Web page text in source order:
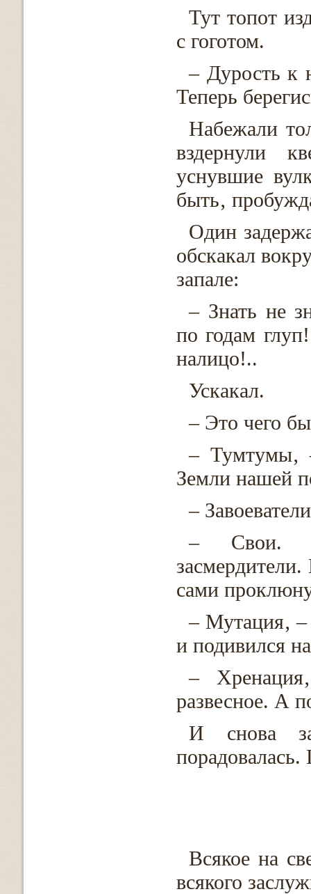
Тут топот
с гоготом.
– Дурость к
Теперь
Набежали
вздернули
уснувшие
быть‚
Один
обскакал
запале:
– Знать не
по годам
налицо!..
Ускакал.
– Это чего
– Тумтумы‚
Земли нашей
–
– Свои.
сами
– Мутация‚
и подивился
–
развесное. А
И снова
Всякое на
всякого